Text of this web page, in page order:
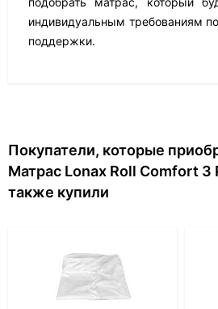
индивидуальным требованиям
поддержки.
Покупатели, которые
Матрас Lonax Roll Comfort 3
также купили